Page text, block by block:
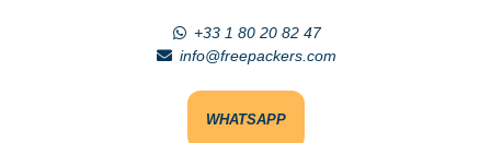
+33 1 80 20 82 47
info@freepackers.com
WHATSAPP